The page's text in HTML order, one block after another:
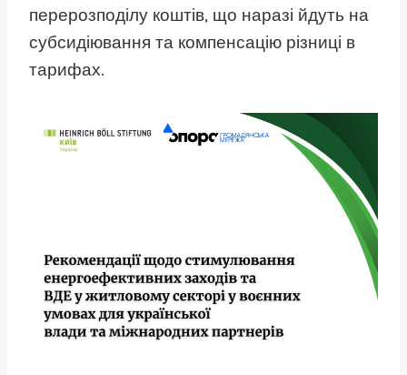
перерозподілу коштів, що наразі йдуть на
субсидіювання та компенсацію різниці в
тарифах.